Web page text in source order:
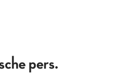
pers.